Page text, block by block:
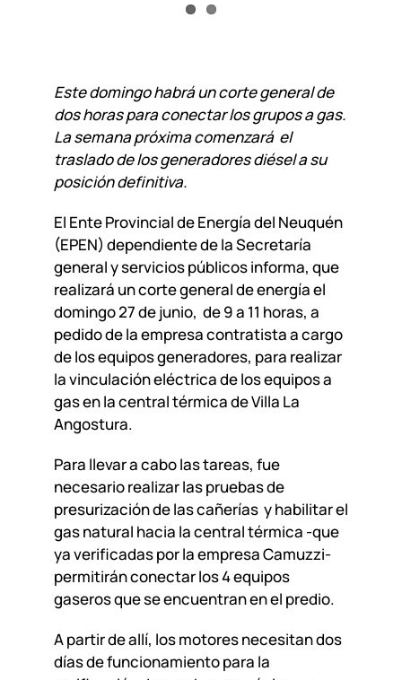
Este domingo habrá un corte general de
dos horas para conectar los grupos a gas.
La semana próxima comenzará el
traslado de los generadores diésel a su
posición definitiva.
El Ente Provincial de Energía del Neuquén
(EPEN) dependiente de la Secretaría
general y servicios públicos informa, que
realizará un corte general de energía el
domingo 27 de junio, de 9 a 11 horas, a
pedido de la empresa contratista a cargo
de los equipos generadores, para realizar
la vinculación eléctrica de los equipos a
gas en la central térmica de Villa La
Angostura.
Para llevar a cabo las tareas, fue
necesario realizar las pruebas de
presurización de las cañerías y habilitar el
gas natural hacia la central térmica -que
ya verificadas por la empresa Camuzzi-
permitirán conectar los 4 equipos
gaseros que se encuentran en el predio.
A partir de allí, los motores necesitan dos
días de funcionamiento para la